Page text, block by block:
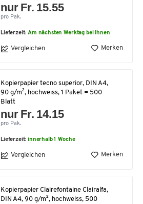
nur Fr. 15.55
pro Pak.
Lieferzeit:Am nächsten Werktag bei Ihnen
Vergleichen Merken
Kopierpapier tecno superior, DIN A4,
90 g/m², hochweiss, 1 Paket = 500
Blatt
nur Fr. 14.15
pro Pak.
Lieferzeit:innerhalb 1 Woche
Vergleichen Merken
Kopierpapier Clairefontaine Clairalfa,
DIN A4, 90 g/m², hochweiss, 500